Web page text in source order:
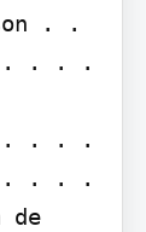
. .
. . .
. . . .
. . .